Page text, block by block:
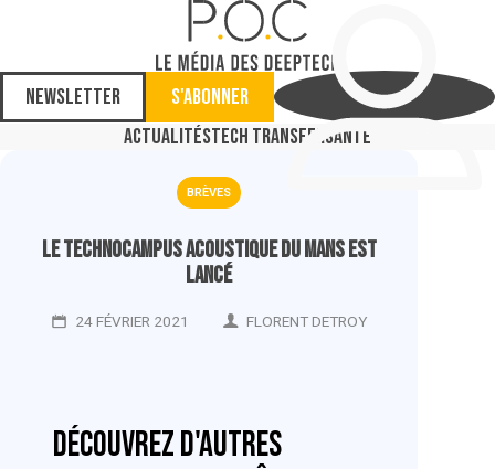
Newsletter
S'abonner
ActualitésTech TransferSanté
BRÈVES
Le Technocampus acoustique du Mans est
lancé
24 FÉVRIER 2021 FLORENT DETROY
Découvrez d'autres